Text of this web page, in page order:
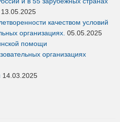
13.05.2025
качеством условий
организациях. 05.05.2025
помощи
организациях
14.03.2025